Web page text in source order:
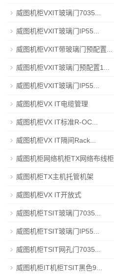
威图机柜VXIT玻璃门7035...
威图机柜VXIT玻璃门IP55...
威图机柜VXIT带玻璃门预配置...
威图机柜VXIT玻璃门预配置1...
威图机柜VXIT玻璃门IP55...
威图机柜VX IT电缆管理
威图机柜VX IT标准R-OC...
威图机柜VX IT隔间Rack...
威图机柜网络机柜TX网络布线柜
威图机柜TX主机托管机架
威图机柜VX IT开放式
威图机柜TSIT玻璃门7035...
威图机柜TSIT玻璃门IP55...
威图机柜TSIT网孔门7035...
威图机柜IT机柜TSIT黑色9...